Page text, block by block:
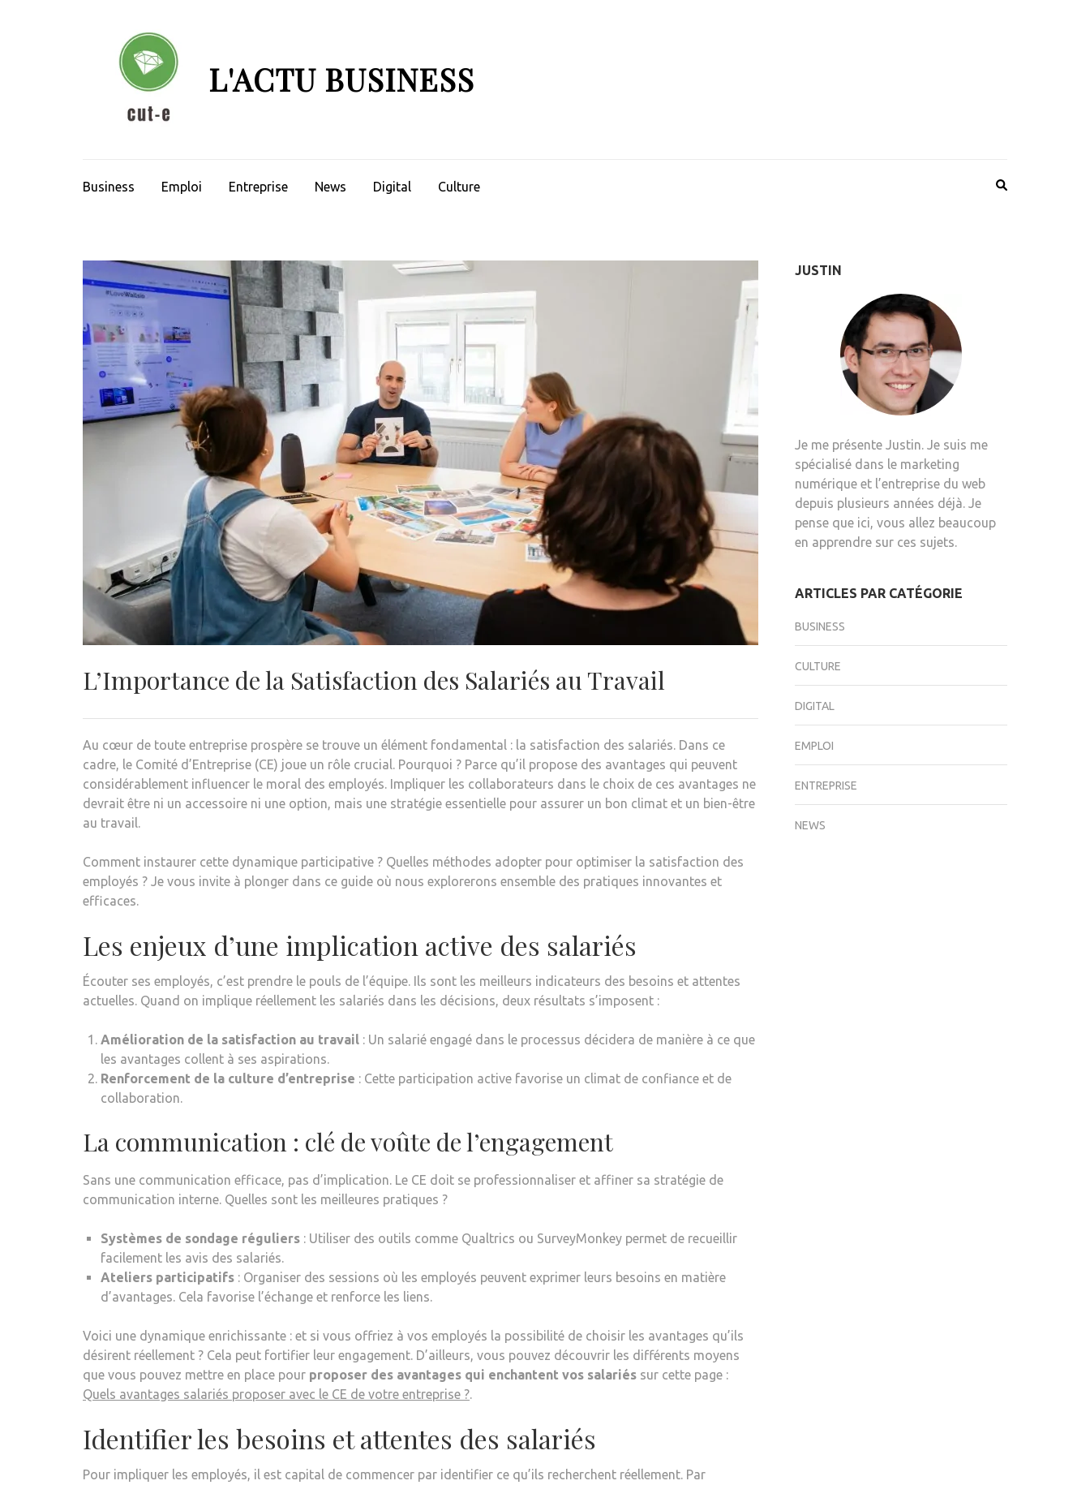
L'ACTU BUSINESS
Business Emploi Entreprise News Digital Culture
L’Importance de la Satisfaction des Salariés au Travail
Au cœur de toute entreprise prospère se trouve un élément fondamental : la satisfaction des salariés. Dans ce
cadre, le Comité d’Entreprise (CE) joue un rôle crucial. Pourquoi ? Parce qu’il propose des avantages qui peuvent
considérablement influencer le moral des employés. Impliquer les collaborateurs dans le choix de ces avantages ne
devrait être ni un accessoire ni une option, mais une stratégie essentielle pour assurer un bon climat et un bien-être
au travail.
Comment instaurer cette dynamique participative ? Quelles méthodes adopter pour optimiser la satisfaction des
employés ? Je vous invite à plonger dans ce guide où nous explorerons ensemble des pratiques innovantes et
efficaces.
Les enjeux d’une implication active des salariés
Écouter ses employés, c’est prendre le pouls de l’équipe. Ils sont les meilleurs indicateurs des besoins et attentes
actuelles. Quand on implique réellement les salariés dans les décisions, deux résultats s’imposent :
Amélioration de la satisfaction au travail : Un salarié engagé dans le processus décidera de manière à ce que
les avantages collent à ses aspirations.
Renforcement de la culture d’entreprise : Cette participation active favorise un climat de confiance et de
collaboration.
La communication : clé de voûte de l’engagement
Sans une communication efficace, pas d’implication. Le CE doit se professionnaliser et affiner sa stratégie de
communication interne. Quelles sont les meilleures pratiques ?
Systèmes de sondage réguliers : Utiliser des outils comme Qualtrics ou SurveyMonkey permet de recueillir
facilement les avis des salariés.
Ateliers participatifs : Organiser des sessions où les employés peuvent exprimer leurs besoins en matière
d’avantages. Cela favorise l’échange et renforce les liens.
Voici une dynamique enrichissante : et si vous offriez à vos employés la possibilité de choisir les avantages qu’ils
désirent réellement ? Cela peut fortifier leur engagement. D’ailleurs, vous pouvez découvrir les différents moyens
que vous pouvez mettre en place pour proposer des avantages qui enchantent vos salariés sur cette page :
Quels avantages salariés proposer avec le CE de votre entreprise ?.
Identifier les besoins et attentes des salariés
Pour impliquer les employés, il est capital de commencer par identifier ce qu’ils recherchent réellement. Par
JUSTIN
Je me présente Justin. Je suis me
spécialisé dans le marketing
numérique et l’entreprise du web
depuis plusieurs années déjà. Je
pense que ici, vous allez beaucoup
en apprendre sur ces sujets.
ARTICLES PAR CATÉGORIE
BUSINESS
CULTURE
DIGITAL
EMPLOI
ENTREPRISE
NEWS